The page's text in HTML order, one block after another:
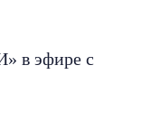
в эфире с